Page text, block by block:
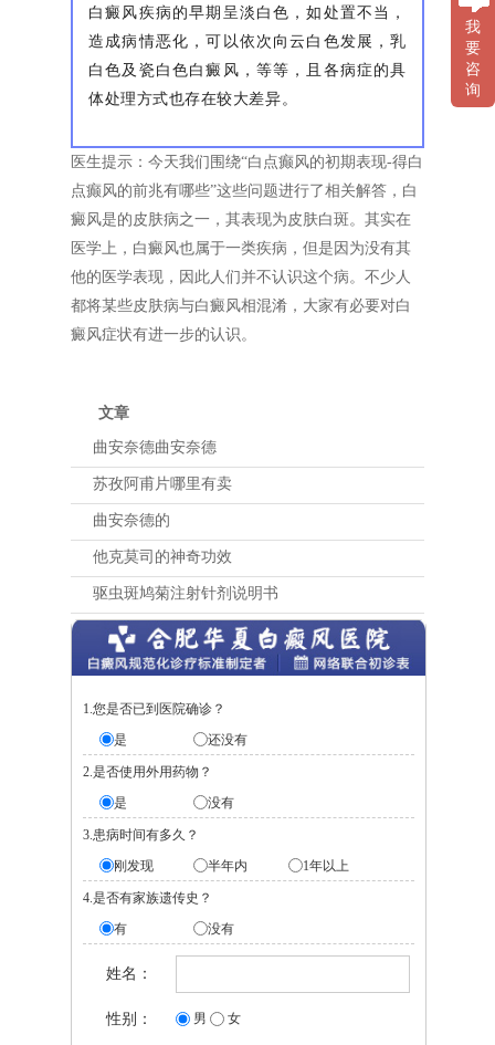
白癜风疾病的早期呈淡白色，如处置不当，
造成病情恶化，可以依次向云白色发展，乳
白色及瓷白色白癜风，等等，且各病症的具
体处理方式也存在较大差异。
医生提示：今天我们围绕“白点癫风的初期表现-得白
点癫风的前兆有哪些”这些问题进行了相关解答，白
癜风是的皮肤病之一，其表现为皮肤白斑。其实在
医学上，白癜风也属于一类疾病，但是因为没有其
他的医学表现，因此人们并不认识这个病。不少人
都将某些皮肤病与白癜风相混淆，大家有必要对白
癜风症状有进一步的认识。
文章
曲安奈德曲安奈德
苏孜阿甫片哪里有卖
曲安奈德的
他克莫司的神奇功效
驱虫斑鸠菊注射针剂说明书
1.您是否已到医院确诊？
是
还没有
2.是否使用外用药物？
是
没有
3.患病时间有多久？
刚发现
半年内 1年以上
4.是否有家族遗传史？
有
没有
姓名：
性别： 男 女
我
要
咨
询